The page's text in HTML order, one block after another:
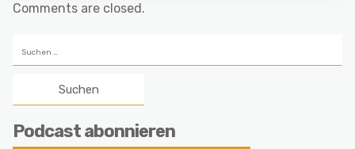
Comments are closed.
nach:
Podcast abonnieren